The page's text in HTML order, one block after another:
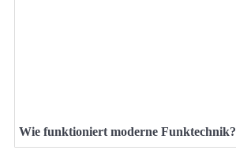
Wie funktioniert moderne Funktechnik?